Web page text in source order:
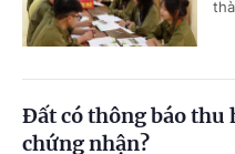
Đất có thông báo thu
chứng nhận?